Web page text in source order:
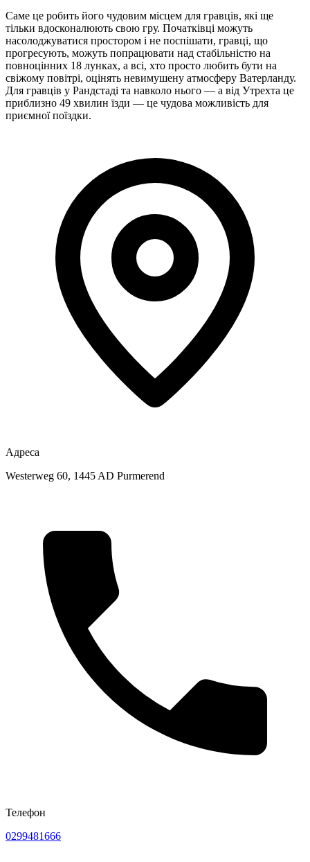
Саме це робить його чудовим місцем для гравців, які ще
тільки вдосконалюють свою гру. Початківці можуть
насолоджуватися простором і не поспішати, гравці, що
прогресують, можуть попрацювати над стабільністю на
повноцінних 18 лунках, а всі, хто просто любить бути на
свіжому повітрі, оцінять невимушену атмосферу Ватерланду.
Для гравців у Рандстаді та навколо нього — а від Утрехта це
приблизно 49 хвилин їзди — це чудова можливість для
приємної поїздки.
Адреса
Westerweg 60, 1445 AD Purmerend
Телефон
0299481666